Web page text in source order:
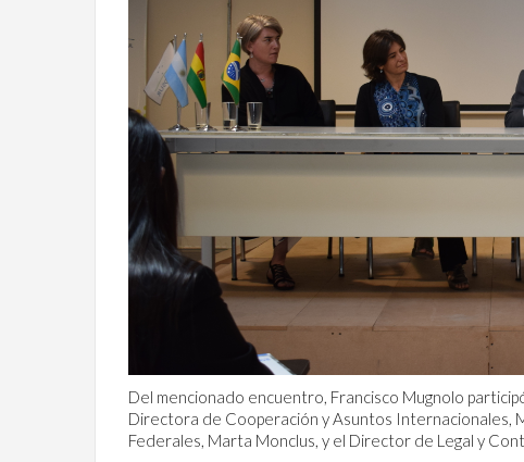
Del mencionado encuentro, Francisco Mugnolo
Directora de Cooperación y Asuntos Internacionales,
Federales, Marta Monclus, y el Director de Legal y